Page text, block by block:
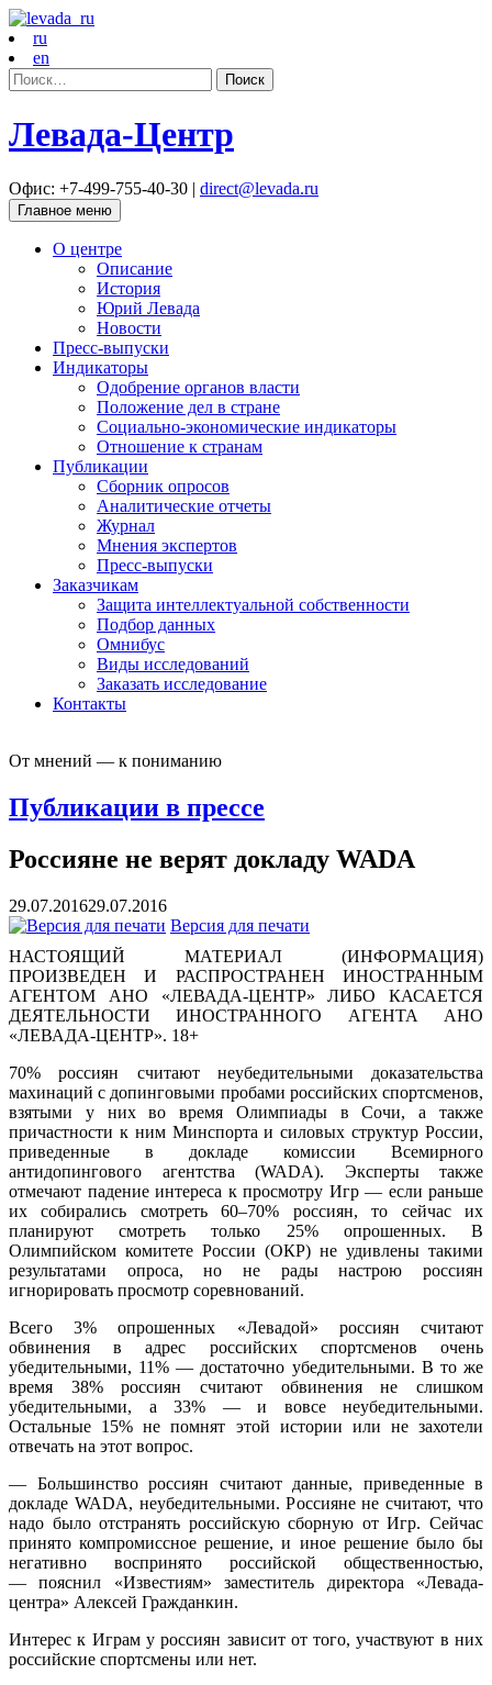
ru
en
Найти:
Левада-Центр
Офис: +7-499-755-40-30 | direct@levada.ru
Главное меню
О центре
Описание
История
Юрий Левада
Новости
Пресс-выпуски
Индикаторы
Одобрение органов власти
Положение дел в стране
Социально-экономические индикаторы
Отношение к странам
Публикации
Сборник опросов
Аналитические отчеты
Журнал
Мнения экспертов
Пресс-выпуски
Заказчикам
Защита интеллектуальной собственности
Подбор данных
Омнибус
Виды исследований
Заказать исследование
Контакты
От мнений — к пониманию
Публикации в прессе
Россияне не верят докладу WADA
29.07.201629.07.2016
Версия для печати
НАСТОЯЩИЙ МАТЕРИАЛ (ИНФОРМАЦИЯ)
ПРОИЗВЕДЕН И РАСПРОСТРАНЕН ИНОСТРАННЫМ
АГЕНТОМ АНО «ЛЕВАДА-ЦЕНТР» ЛИБО КАСАЕТСЯ
ДЕЯТЕЛЬНОСТИ ИНОСТРАННОГО АГЕНТА АНО
«ЛЕВАДА-ЦЕНТР». 18+
70% россиян считают неубедительными доказательства
махинаций с допинговыми пробами российских спортсменов,
взятыми у них во время Олимпиады в Сочи, а также
причастности к ним Минспорта и силовых структур России,
приведенные в докладе комиссии Всемирного
антидопингового агентства (WADA). Эксперты также
отмечают падение интереса к просмотру Игр — если раньше
их собирались смотреть 60–70% россиян, то сейчас их
планируют смотреть только 25% опрошенных. В
Олимпийском комитете России (ОКР) не удивлены такими
результатами опроса, но не рады настрою россиян
игнорировать просмотр соревнований.
Всего 3% опрошенных «Левадой» россиян считают
обвинения в адрес российских спортсменов очень
убедительными, 11% — достаточно убедительными. В то же
время 38% россиян считают обвинения не слишком
убедительными, а 33% — и вовсе неубедительными.
Остальные 15% не помнят этой истории или не захотели
отвечать на этот вопрос.
— Большинство россиян считают данные, приведенные в
докладе WADA, неубедительными. Россияне не считают, что
надо было отстранять российскую сборную от Игр. Сейчас
принято компромиссное решение, и иное решение было бы
негативно воспринято российской общественностью,
— пояснил «Известиям» заместитель директора «Левада-
центра» Алексей Гражданкин.
Интерес к Играм у россиян зависит от того, участвуют в них
российские спортсмены или нет.